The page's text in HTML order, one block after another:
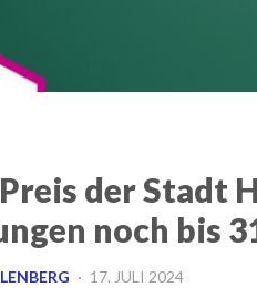
der Stadt
noch bis
POSTED
17. JULI 2024